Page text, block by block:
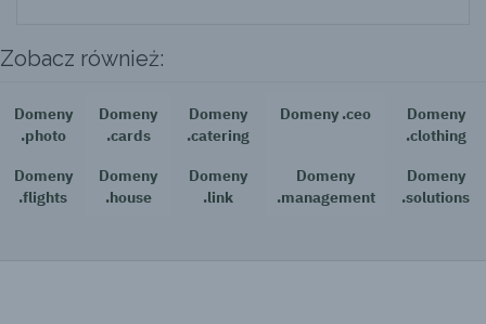
Zobacz również:
Domeny
.photo
Domeny
.cards
Domeny
.catering
Domeny .ceo
Domeny
.clothing
Domeny
.flights
Domeny
.house
Domeny
.link
Domeny
.management
Domeny
.solutions